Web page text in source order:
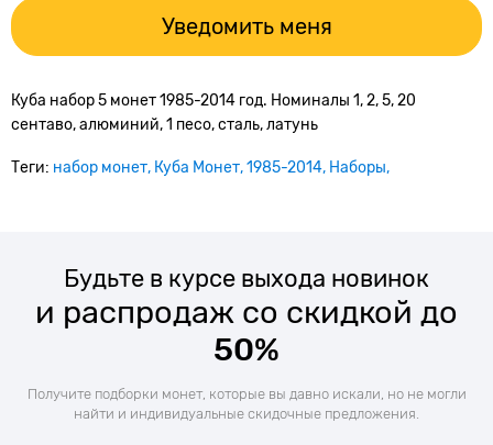
Уведомить меня
Куба набор 5 монет 1985-2014 год. Номиналы 1, 2, 5, 20
сентаво, алюминий, 1 песо, сталь, латунь
Теги: набор монет Куба Монет 1985-2014 Наборы
Будьте в курсе выхода новинок
и распродаж со скидкой до
50%
Получите подборки монет, которые вы давно искали, но не могли
найти и индивидуальные скидочные предложения.